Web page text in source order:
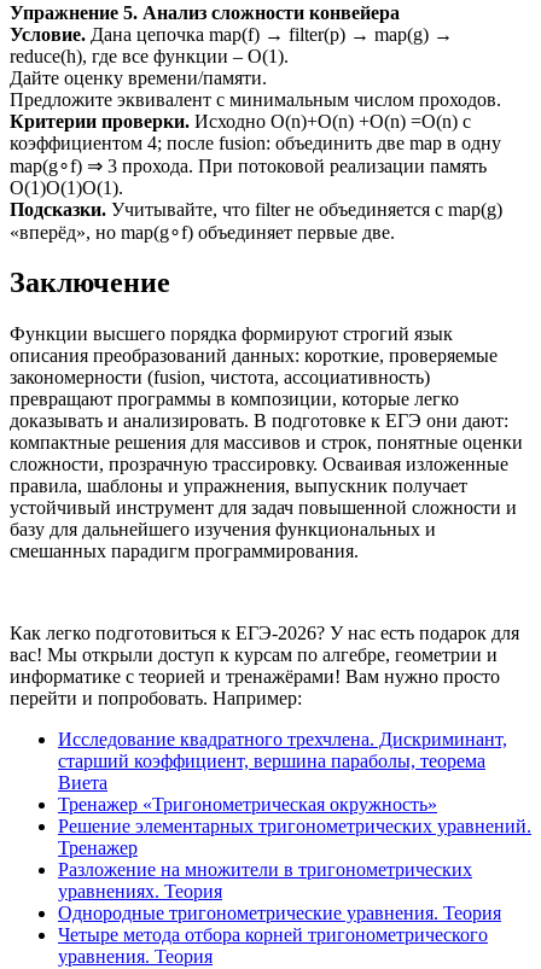
Упражнение 5. Анализ сложности конвейера
Условие. Дана цепочка map(f) → filter(p) → map(g) →
reduce(h), где все функции – O(1).
Дайте оценку времени/памяти.
Предложите эквивалент с минимальным числом проходов.
Критерии проверки. Исходно O(n)+O(n) +O(n) =O(n) с
коэффициентом 4; после fusion: объединить две map в одну
map(g∘f) ⇒ 3 прохода. При потоковой реализации память
O(1)O(1)O(1).
Подсказки. Учитывайте, что filter не объединяется с map(g)
«вперёд», но map(g∘f) объединяет первые две.
Заключение
Функции высшего порядка формируют строгий язык
описания преобразований данных: короткие, проверяемые
закономерности (fusion, чистота, ассоциативность)
превращают программы в композиции, которые легко
доказывать и анализировать. В подготовке к ЕГЭ они дают:
компактные решения для массивов и строк, понятные оценки
сложности, прозрачную трассировку. Осваивая изложенные
правила, шаблоны и упражнения, выпускник получает
устойчивый инструмент для задач повышенной сложности и
базу для дальнейшего изучения функциональных и
смешанных парадигм программирования.
Как легко подготовиться к ЕГЭ-2026? У нас есть подарок для
вас! Мы открыли доступ к курсам по алгебре, геометрии и
информатике с теорией и тренажёрами! Вам нужно просто
перейти и попробовать. Например:
Исследование квадратного трехчлена. Дискриминант,
старший коэффициент, вершина параболы, теорема
Виета
Тренажер «Тригонометрическая окружность»
Решение элементарных тригонометрических уравнений.
Тренажер
Разложение на множители в тригонометрических
уравнениях. Теория
Однородные тригонометрические уравнения. Теория
Четыре метода отбора корней тригонометрического
уравнения. Теория